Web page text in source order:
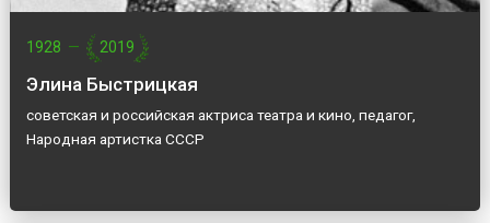
1928 — 2019
Элина Быстрицкая
советская и российская актриса театра и кино, педагог,
Народная артистка СССР